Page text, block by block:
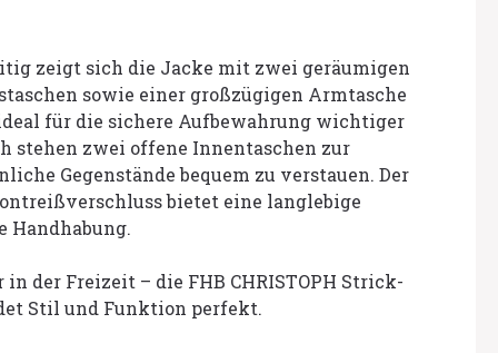
zeigt sich die Jacke mit zwei geräumigen
sowie einer großzügigen Armtasche
für die sichere Aufbewahrung wichtiger
stehen zwei offene Innentaschen zur
Gegenstände bequem zu verstauen. Der
bietet eine langlebige
Handhabung.
in der Freizeit – die FHB CHRISTOPH Strick-
Stil und Funktion perfekt.